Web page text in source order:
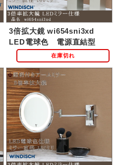
3倍拡大鏡 wi654sni3xd
LED電球色 電源直結型
在庫切れ